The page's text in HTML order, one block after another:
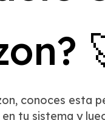
conoces esta
tu sistema y